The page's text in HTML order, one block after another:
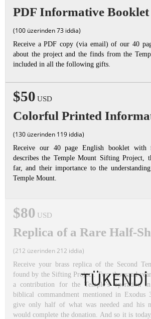
PDF Informative Booklet
(100 üzerinden 73 iddia)
Receive a PDF copy (via email) of our 40
about the project and the finds from the
included in all the following gifts.
$50 USD
Colorful Printed
(130 üzerinden 119 iddia)
Receive our 40 page English booklet
describes the Temple Mount Sifting Project,
far, and their importance to the
Temple Mount.
TÜKENDİ
$80 USD
Replica of a Rare Half-
(212 üzerinden 212 iddia)
Receive your brass replica of the Second
found by the Sifting Project. Two thousand
a contribution for the Temple’s operation
biblical commandment mentioned in Exodus
give only half of what was needed and his
would complete the donation. And so it is